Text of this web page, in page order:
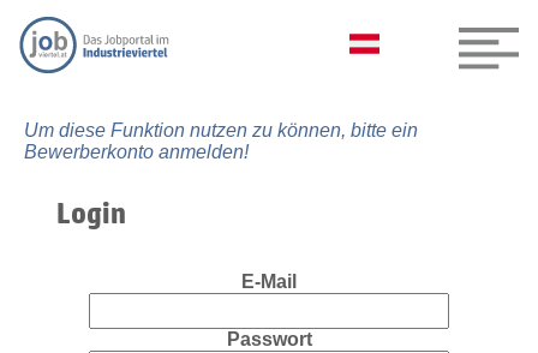
Um diese Funktion nutzen zu können, bitte ein
Bewerberkonto anmelden!
Login
E-Mail
Passwort